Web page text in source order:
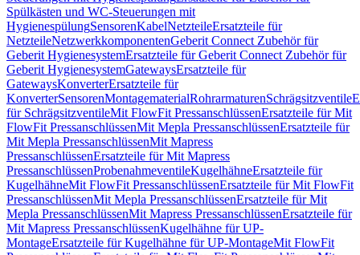
Spülkästen und WC-Steuerungen mit
HygienespülungSensorenKabelNetzteileErsatzteile für
NetzteileNetzwerkkomponentenGeberit Connect Zubehör für
Geberit HygienesystemErsatzteile für Geberit Connect Zubehör für
Geberit HygienesystemGatewaysErsatzteile für
GatewaysKonverterErsatzteile für
KonverterSensorenMontagematerialRohrarmaturenSchrägsitzventile
für SchrägsitzventileMit FlowFit PressanschlüssenErsatzteile für Mit
FlowFit PressanschlüssenMit Mepla PressanschlüssenErsatzteile für
Mit Mepla PressanschlüssenMit Mapress
PressanschlüssenErsatzteile für Mit Mapress
PressanschlüssenProbenahmeventileKugelhähneErsatzteile für
KugelhähneMit FlowFit PressanschlüssenErsatzteile für Mit FlowFit
PressanschlüssenMit Mepla PressanschlüssenErsatzteile für Mit
Mepla PressanschlüssenMit Mapress PressanschlüssenErsatzteile für
Mit Mapress PressanschlüssenKugelhähne für UP-
MontageErsatzteile für Kugelhähne für UP-MontageMit FlowFit